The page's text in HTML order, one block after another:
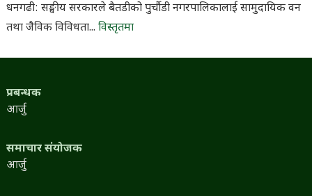
धनगढी: सङ्घीय सरकारले बैतडीको पुर्चौडी नगरपालिकालाई सामुदायिक वन
तथा जैविक विविधता... विस्तृतमा
प्रबन्धक
आर्जु
समाचार संयोजक
आर्जु